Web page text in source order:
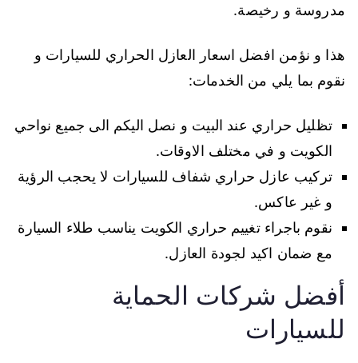
مدروسة و رخيصة.
هذا و نؤمن افضل اسعار العازل الحراري للسيارات و
نقوم بما يلي من الخدمات:
تظليل حراري عند البيت و نصل اليكم الى جميع نواحي
الكويت و في مختلف الاوقات.
تركيب عازل حراري شفاف للسيارات لا يحجب الرؤية
و غير عاكس.
نقوم باجراء تغييم حراري الكويت يناسب طلاء السيارة
مع ضمان اكيد لجودة العازل.
أفضل شركات الحماية
للسيارات